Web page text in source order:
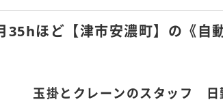
ほど【津市安濃町】の《自
玉掛とクレーンのスタッフ